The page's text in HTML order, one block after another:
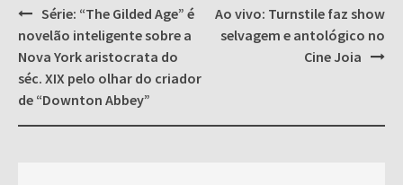
Post
navigation
Série: “The Gilded Age” é
novelão inteligente sobre a
Nova York aristocrata do
séc. XIX pelo olhar do criador
de “Downton Abbey”
Ao vivo: Turnstile faz show
selvagem e antológico no
Cine Joia